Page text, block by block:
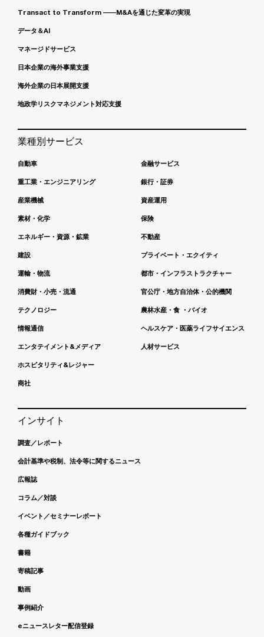
Transact to Transform ――M&Aを通じた変革の実現
データ＆AI
マネージドサービス
日本企業の海外事業支援
海外企業の日本展開支援
地政学リスクマネジメント対応支援
業種別サービス
自動車
重工業・エンジニアリング
産業機械
素材・化学
エネルギー・資源・鉱業
建設
運輸・物流
消費財・小売・流通
テクノロジー
情報通信
エンタテイメント&メディア
ホスピタリティ&レジャー
商社
金融サービス
銀行・証券
資産運用
保険
不動産
プライベート・エクイティ
都市・インフラストラクチャー
官公庁・地方自治体・公的機関
農林水産・食 ・バイオ
ヘルスケア・医薬ライフサイエンス
人材サービス
インサイト
調査／レポート
会計基準や税制、法令等に関するニュース
広報誌
コラム／対談
イベント／セミナーレポート
各種ガイドブック
書籍
寄稿記事
動画
事例紹介
eニュースレター配信登録